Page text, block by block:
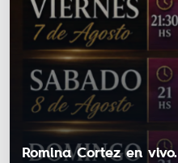
Romina Cortez en vivo.